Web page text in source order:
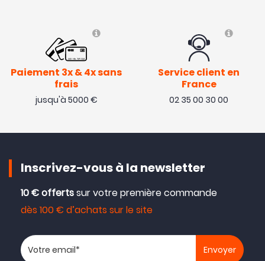
Paiement 3x & 4x sans
frais
jusqu'à 5000 €
Service client en
France
02 35 00 30 00
Inscrivez-vous à la newsletter
10 € offertssur votre première commande
dès 100 € d’achats sur le site
Votre adresse email